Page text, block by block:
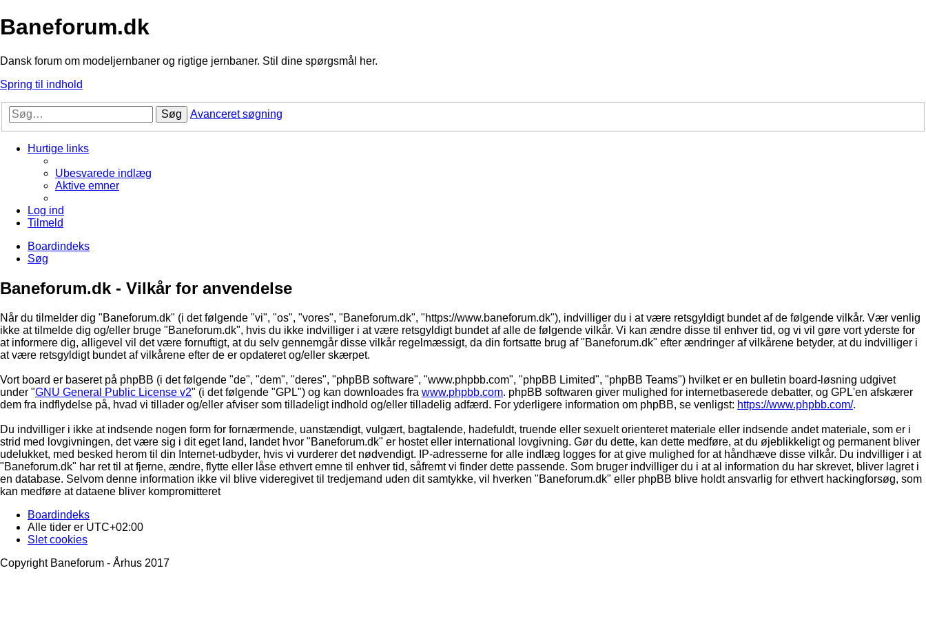
Baneforum.dk
Dansk forum om modeljernbaner og rigtige jernbaner. Stil dine spørgsmål her.
Spring til indhold
Søg Avanceret søgning
Hurtige links
Ubesvarede indlæg
Aktive emner
Log ind
Tilmeld
Boardindeks
Søg
Baneforum.dk - Vilkår for anvendelse
Når du tilmelder dig "Baneforum.dk" (i det følgende "vi", "os", "vores", "Baneforum.dk", "https://www.baneforum.dk"), indvilliger du i at være retsgyldigt bundet af de følgende vilkår. Vær venlig
ikke at tilmelde dig og/eller bruge "Baneforum.dk", hvis du ikke indvilliger i at være retsgyldigt bundet af alle de følgende vilkår. Vi kan ændre disse til enhver tid, og vi vil gøre vort yderste for
at informere dig, alligevel vil det være fornuftigt, at du selv gennemgår disse vilkår regelmæssigt, da din fortsatte brug af "Baneforum.dk" efter ændringer af vilkårene betyder, at du indvilliger i
at være retsgyldigt bundet af vilkårene efter de er opdateret og/eller skærpet.
Vort board er baseret på phpBB (i det følgende "de", "dem", "deres", "phpBB software", "www.phpbb.com", "phpBB Limited", "phpBB Teams") hvilket er en bulletin board-løsning udgivet
under "GNU General Public License v2" (i det følgende "GPL") og kan downloades fra www.phpbb.com. phpBB softwaren giver mulighed for internetbaserede debatter, og GPL'en afskærer
dem fra indflydelse på, hvad vi tillader og/eller afviser som tilladeligt indhold og/eller tilladelig adfærd. For yderligere information om phpBB, se venligst: https://www.phpbb.com/.
Du indvilliger i ikke at indsende nogen form for fornærmende, uanstændigt, vulgært, bagtalende, hadefuldt, truende eller sexuelt orienteret materiale eller indsende andet materiale, som er i
strid med lovgivningen, det være sig i dit eget land, landet hvor "Baneforum.dk" er hostet eller international lovgivning. Gør du dette, kan dette medføre, at du øjeblikkeligt og permanent bliver
udelukket, med besked herom til din Internet-udbyder, hvis vi vurderer det nødvendigt. IP-adresserne for alle indlæg logges for at give mulighed for at håndhæve disse vilkår. Du indvilliger i at
"Baneforum.dk" har ret til at fjerne, ændre, flytte eller låse ethvert emne til enhver tid, såfremt vi finder dette passende. Som bruger indvilliger du i at al information du har skrevet, bliver lagret i
en database. Selvom denne information ikke vil blive videregivet til tredjemand uden dit samtykke, vil hverken "Baneforum.dk" eller phpBB blive holdt ansvarlig for ethvert hackingforsøg, som
kan medføre at dataene bliver kompromitteret
Boardindeks
Alle tider er UTC+02:00
Slet cookies
Copyright Baneforum - Århus 2017